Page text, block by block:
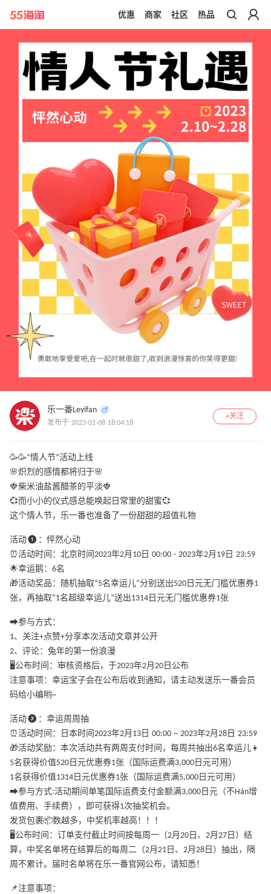
带你去官网买正品
优惠 商家 社区 热品
乐一番Leyifan
发布于 2023-02-08 18:04:18
+关注
🥳🥳“情人节”活动上线
🌸炽烈的感情都将归于🌸
🍓柴米油盐酱醋茶的平淡🍓
💞而小小的仪式感总能唤起日常里的甜蜜💞
这个情人节，乐一番也准备了一份甜甜的超值礼物
活动❶：怦然心动
⏰活动时间：北京时间2023年2月10日 00:00 - 2023年2月19日 23:59
🌟幸运鹅：6名
🎁活动奖品：随机抽取“5名幸运儿”分别送出520日元无门槛优惠券1
张，再抽取“1名超级幸运儿”送出1314日元无门槛优惠券1张
➡️参与方式：
1、关注+点赞+分享本次活动文章并公开
2、评论：兔年的第一份浪漫
🖥公布时间：审核资格后，于2023年2月20日公布
注意事项：幸运宝子会在公布后收到通知，请主动发送乐一番会员
码给小编哟~
活动❷：幸运周周抽
⏰活动时间：日本时间2023年2月13日 00:00 ~ 2023年2月28日 23:59
🎁活动奖励：本次活动共有两周支付时间，每周共抽出6名幸运儿👧
5名获得价值520日元优惠券1张（国际运费满3,000日元可用）
1名获得价值1314日元优惠券1张（国际运费满5,000日元可用）
➡️参与方式:活动期间单笔国际运费支付金额满3,000日元（不Hán增
值费用、手续费），即可获得1次抽奖机会。
发货包裹📦数越多，中奖机率越高！！！
🖥公布时间：订单支付截止时间按每周一（2月20日、2月27日）结
算，中奖名单将在结算后的每周二（2月21日、2月28日）抽出，隔
周不累计。届时名单将在乐一番官网公布，请知悉！
📌注意事项：